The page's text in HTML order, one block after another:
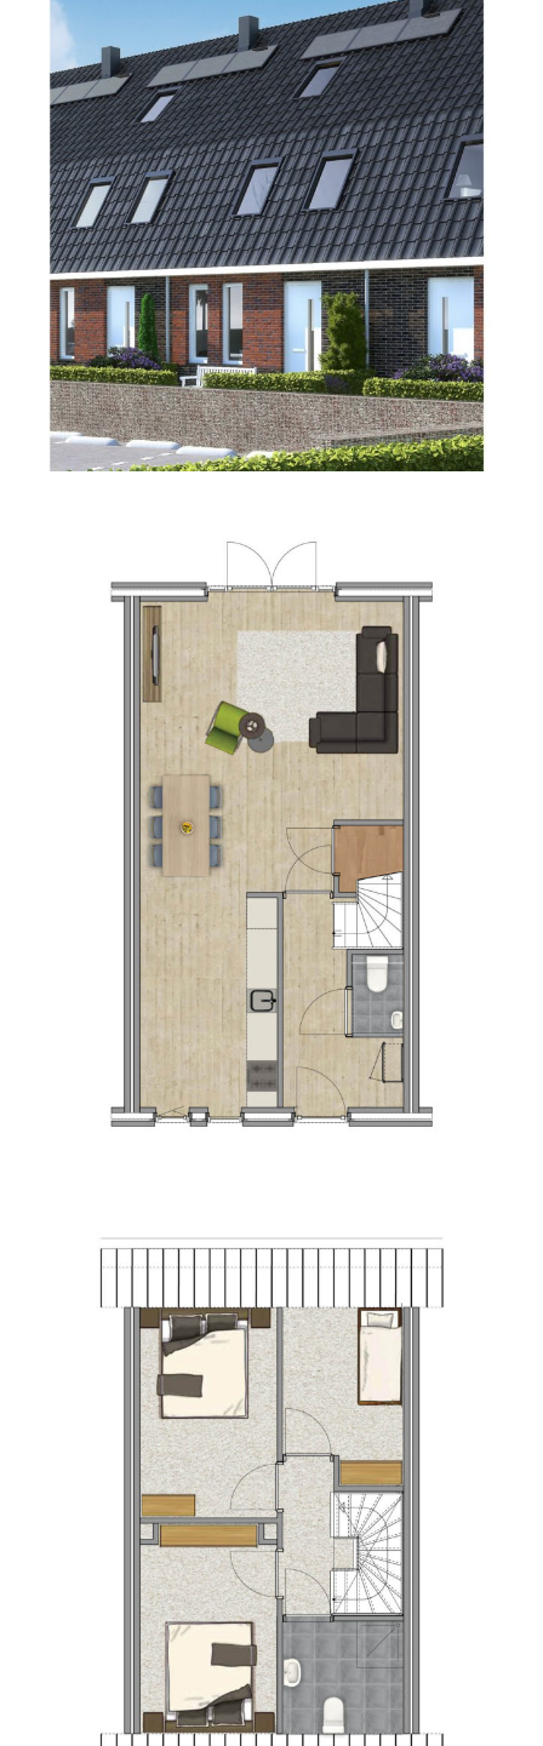
Hoekwoning
AANZICHT – TUSSENWONING
Tussenwoning
PLATTEGROND BEGANE GROND – TUSSENWONING
Tussenwoning